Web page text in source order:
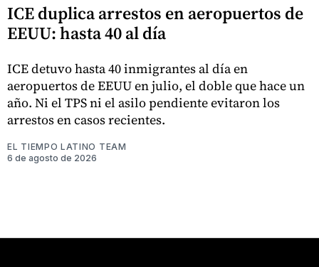
ICE duplica arrestos en aeropuertos de
EEUU: hasta 40 al día
ICE detuvo hasta 40 inmigrantes al día en
aeropuertos de EEUU en julio, el doble que hace un
año. Ni el TPS ni el asilo pendiente evitaron los
arrestos en casos recientes.
EL TIEMPO LATINO TEAM
6 de agosto de 2026